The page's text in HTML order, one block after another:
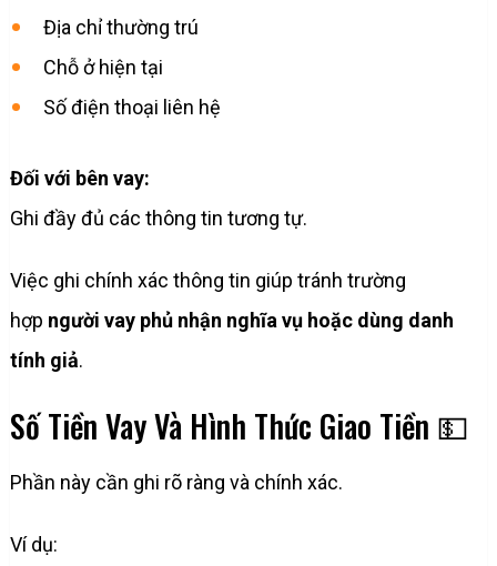
Địa chỉ thường trú
Chỗ ở hiện tại
Số điện thoại liên hệ
Đối với bên vay:
Ghi đầy đủ các thông tin tương tự.
Việc ghi chính xác thông tin giúp tránh trường
hợp người vay phủ nhận nghĩa vụ hoặc dùng danh
tính giả.
Số Tiền Vay Và Hình Thức Giao Tiền 💵
Phần này cần ghi rõ ràng và chính xác.
Ví dụ: